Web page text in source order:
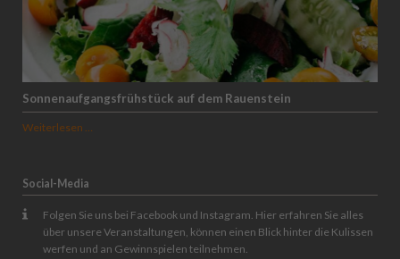
Sonnenaufgangsfrühstück auf dem Rauenstein
Weiterlesen …
Social-Media
Folgen Sie uns bei Facebook und Instagram. Hier erfahren Sie alles
über unsere Veranstaltungen, können einen Blick hinter die Kulissen
werfen und an Gewinnspielen teilnehmen.